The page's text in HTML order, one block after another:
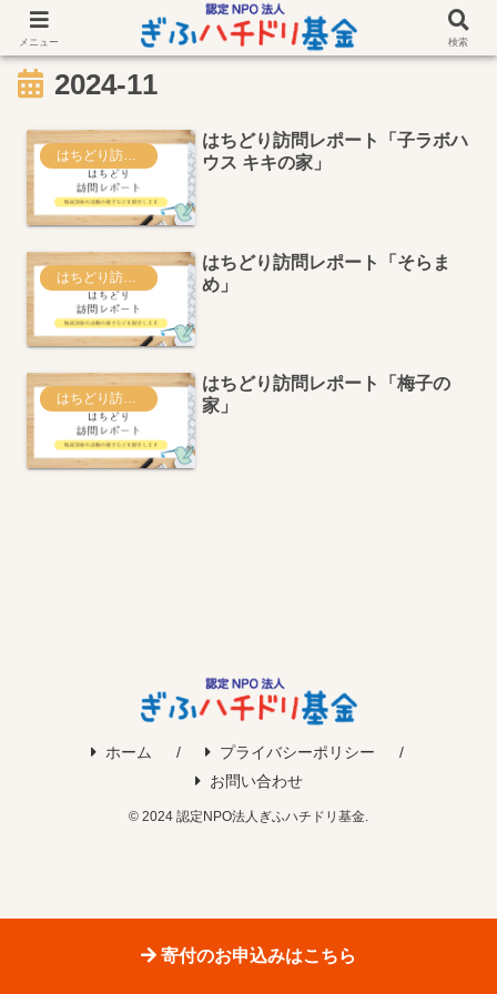
2024-11
はちどり訪問レポート
はちどり訪問レポート「子ラボハ
ウス キキの家」
はちどり訪問レポート「そらま
め」
はちどり訪問レポート
はちどり訪問レポート「梅子の
家」
寄付のお申込みはこちら
ホーム
プライバシーポリシー
お問い合わせ
© 2024 認定NPO法人ぎふハチドリ基金.
メニュー 検索